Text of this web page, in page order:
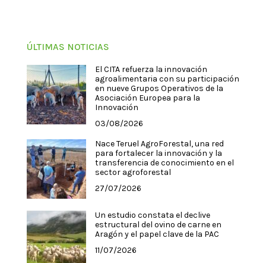
ÚLTIMAS NOTICIAS
El CITA refuerza la innovación
agroalimentaria con su participación
en nueve Grupos Operativos de la
Asociación Europea para la
Innovación
03/08/2026
Nace Teruel AgroForestal, una red
para fortalecer la innovación y la
transferencia de conocimiento en el
sector agroforestal
27/07/2026
Un estudio constata el declive
estructural del ovino de carne en
Aragón y el papel clave de la PAC
11/07/2026